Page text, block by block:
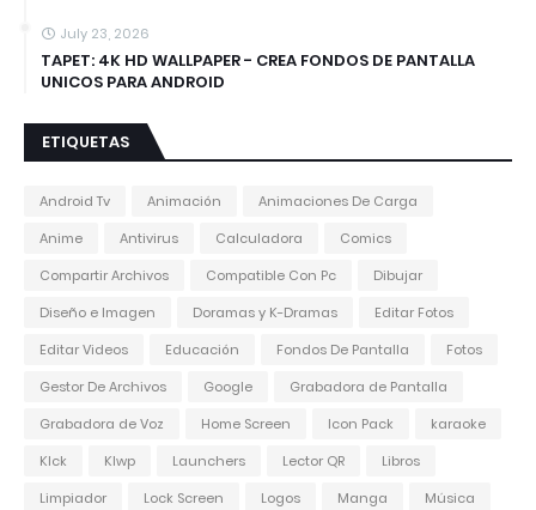
July 23, 2026
TAPET: 4K HD WALLPAPER - CREA FONDOS DE PANTALLA
UNICOS PARA ANDROID
ETIQUETAS
Android Tv Animación
Animaciones De Carga
Anime
Antivirus Calculadora
Comics
Compartir Archivos
Compatible Con Pc
Dibujar
Diseño e Imagen
Doramas y K-Dramas
Editar Fotos
Editar Videos
Educación Fondos De Pantalla
Fotos
Gestor De Archivos
Google
Grabadora de Pantalla
Grabadora de Voz
Home Screen Icon Pack
karaoke
Klck
Klwp Launchers Lector QR
Libros
Limpiador
Lock Screen Logos Manga
Música